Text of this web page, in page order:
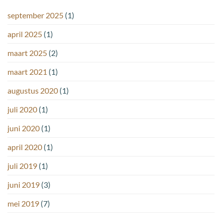
september 2025 (1)
april 2025 (1)
maart 2025 (2)
maart 2021 (1)
augustus 2020 (1)
juli 2020 (1)
juni 2020 (1)
april 2020 (1)
juli 2019 (1)
juni 2019 (3)
mei 2019 (7)